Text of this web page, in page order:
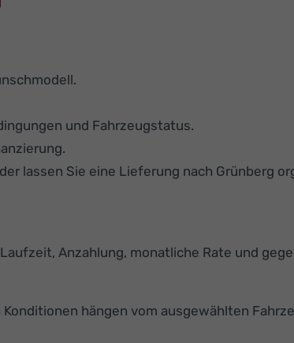
und Fahrzeugstatus.
lassen Sie eine Lieferung nach Grünberg
Anzahlung, monatliche Rate und
hängen vom ausgewählten